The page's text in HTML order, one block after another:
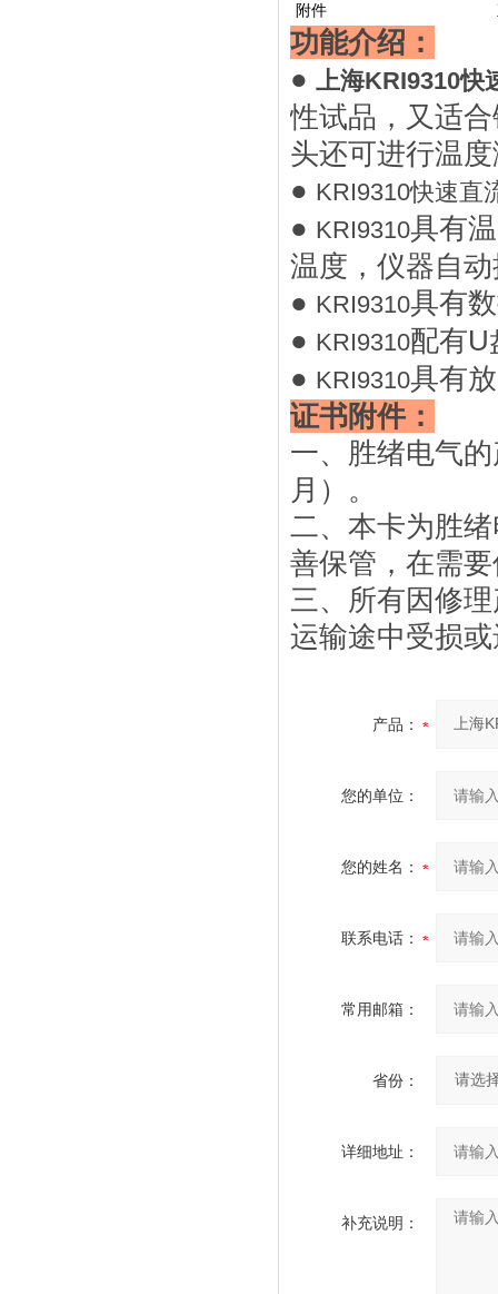
附件
功能介绍：
● 上海KRI9310快
性试品，又适
头还可进行温
● KRI9310快速直
● KRI9310具有
温度，仪器自
● KRI9310具有
● KRI9310配有U
● KRI9310具有
证书附件：
一、胜绪电气
月）。
二、本卡为胜
善保管，在需
三、所有因修
运输途中受损
产品：
您的单位：
您的姓名：
联系电话：
常用邮箱：
省份：
详细地址：
补充说明：